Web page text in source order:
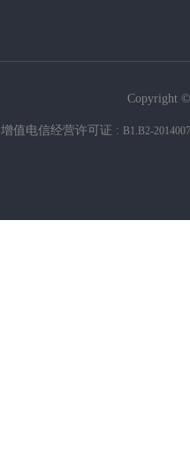
Copyright
增值电信经营许可证 : B1.B2-